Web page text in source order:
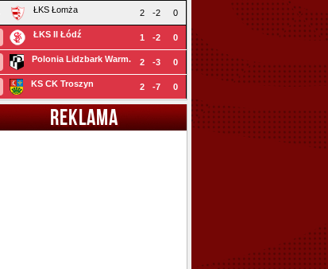
ŁKS Łomża 2 -2 0
ŁKS II Łódź 1 -2 0
Polonia Lidzbark Warm. 2 -3 0
KS CK Troszyn 2 -7 0
REKLAMA